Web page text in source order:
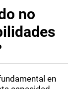
no
en